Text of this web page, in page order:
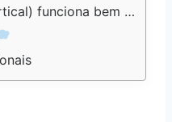
para streams/conteúdo vertical?